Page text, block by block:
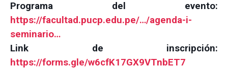
Programa del evento:
https://facultad.pucp.edu.pe/…/agenda-i-
seminario…
Link de inscripción:
https://forms.gle/w6cfK17GX9VTnbET7